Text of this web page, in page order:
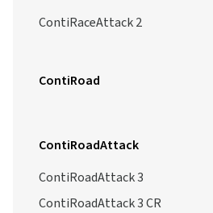
ContiRaceAttack 2
ContiRoad
ContiRoadAttack
ContiRoadAttack 3
ContiRoadAttack 3 CR